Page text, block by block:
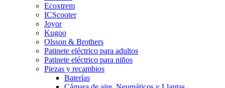
Ecoxtrem
ICScooter
Joyor
Kugoo
Olsson & Brothers
Patinete eléctrico para adultos
Patinete eléctrico para niños
Piezas y recambios
Baterías